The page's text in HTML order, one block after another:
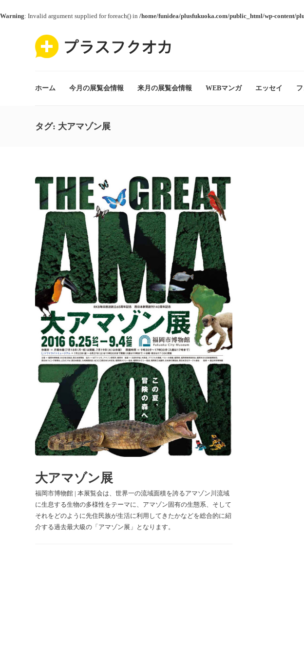
Warning: Invalid argument supplied for foreach() in /home/funidea/plusfukuoka.com/public_html/wp-content/
ホーム 今月の展覧会情報 来月の展覧会情報 WEBマンガ エッセイ
タグ: 大アマゾン展
大アマゾン展
福岡市博物館 | 本展覧会は、世界一の流域面積を誇るアマゾン川流域
に生息する生物の多様性をテーマに、アマゾン固有の生態系、そして
それをどのように先住民族が生活に利用してきたかなどを総合的に紹
介する過去最大級の「アマゾン展」となります。